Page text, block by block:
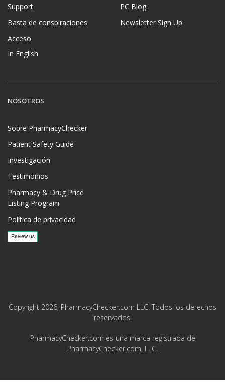
Support
Basta de conspiraciones
Acceso
In English
PC Blog
Newsletter Sign Up
NOSOTROS
Sobre PharmacyChecker
Patient Safety Guide
Investigación
Testimonios
Pharmacy & Drug Price
Listing Program
Política de privacidad
Copyright 2026, PharmacyChecker.com LLC. Todos los derechos
reservados.
PharmacyChecker.com es una marca registrada de
PharmacyChecker.com, LLC.